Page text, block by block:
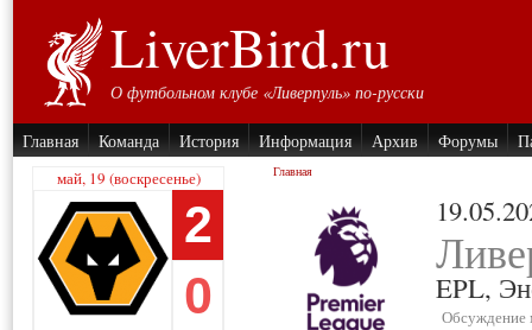
LiverBird.ru
О футбольном клубе «Ливерпуль» по-русски
Главная Команда История Информация Архив Форумы
май, 19 (воскресенье)
2
0
Главная
EPL,